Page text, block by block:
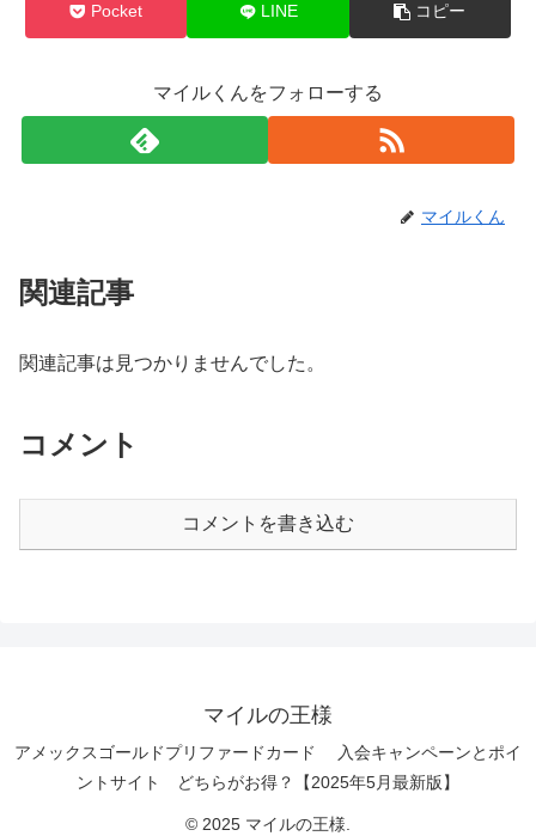
Pocket LINE コピー
マイルくんをフォローする
マイルくん
関連記事
関連記事は見つかりませんでした。
コメント
コメントを書き込む
マイルの王様
アメックスゴールドプリファードカード 入会キャンペーンとポイ
ントサイト どちらがお得？【2025年5月最新版】
© 2025 マイルの王様.